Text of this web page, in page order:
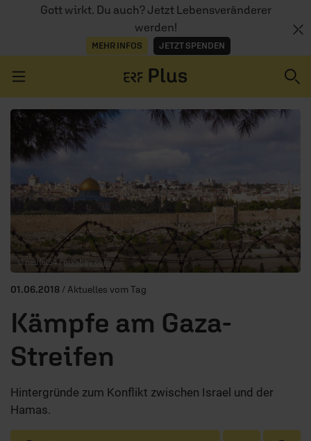
Gott wirkt. Du auch? Jetzt Lebensveränderer
werden!
MEHR INFOS JETZT SPENDEN
ERZÄHL MAL
AUDIOTHEK
MITMACHEN
© neufal54 / pixabay.com
01.06.2018 / Aktuelles vom Tag
Kämpfe am Gaza-
Streifen
Hintergründe zum Konflikt zwischen Israel und der
Hamas.